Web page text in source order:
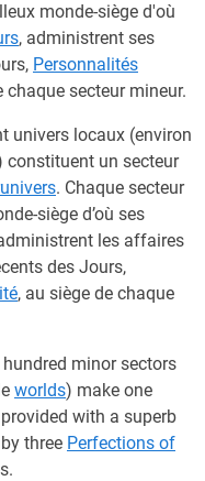
monde-siège d'où
, administrent ses
Personnalités
chaque secteur mineur.
univers locaux (environ
constituent un secteur
. Chaque secteur
siège d’où ses
les affaires
des Jours,
, au siège de chaque
hundred minor sectors
worlds) make one
with a superb
three Perfections of